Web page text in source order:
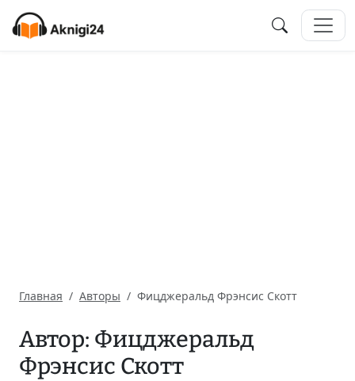
Главная Авторы Фицджеральд Фрэнсис Скотт
Автор: Фицджеральд
Фрэнсис Скотт